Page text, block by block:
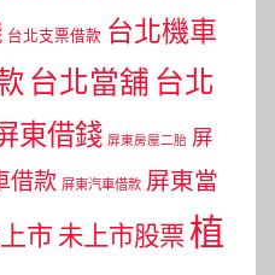
台北支票借款 台北機車
台北當舖 台北
東借錢 屏東房屋二胎 屏
借款 屏東汽車借款 屏東當
市 未上市股票植